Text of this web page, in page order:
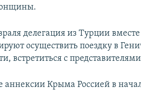
делегация из Турции
осуществить поездку в
встретиться с
аннексии Крыма Россией в